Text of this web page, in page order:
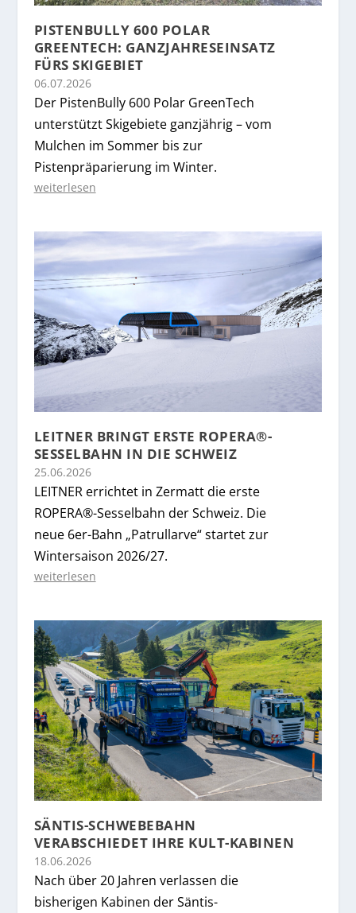
PISTENBULLY 600 POLAR
GREENTECH: GANZJAHRESEINSATZ
FÜRS SKIGEBIET
06.07.2026
Der PistenBully 600 Polar GreenTech
unterstützt Skigebiete ganzjährig – vom
Mulchen im Sommer bis zur
Pistenpräparierung im Winter.
weiterlesen
LEITNER BRINGT ERSTE ROPERA®-
SESSELBAHN IN DIE SCHWEIZ
25.06.2026
LEITNER errichtet in Zermatt die erste
ROPERA®-Sesselbahn der Schweiz. Die
neue 6er-Bahn „Patrullarve“ startet zur
Wintersaison 2026/27.
weiterlesen
SÄNTIS-SCHWEBEBAHN
VERABSCHIEDET IHRE KULT-KABINEN
18.06.2026
Nach über 20 Jahren verlassen die
bisherigen Kabinen der Säntis-